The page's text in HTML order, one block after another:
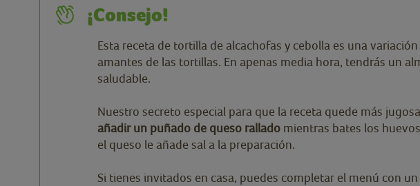
¡Consejo!
Esta receta de tortilla de alcachofas y cebolla es una
amantes de las tortillas. En apenas media hora, tendrás un
saludable.
Nuestro secreto especial para que la receta quede más
añadir un puñado de queso rallado mientras bates los
el queso le añade sal a la preparación.
Si tienes invitados en casa, puedes completar el menú con un